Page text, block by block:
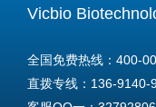
Vicbio
全国免费热线：400-
直拨专线：136-9140-